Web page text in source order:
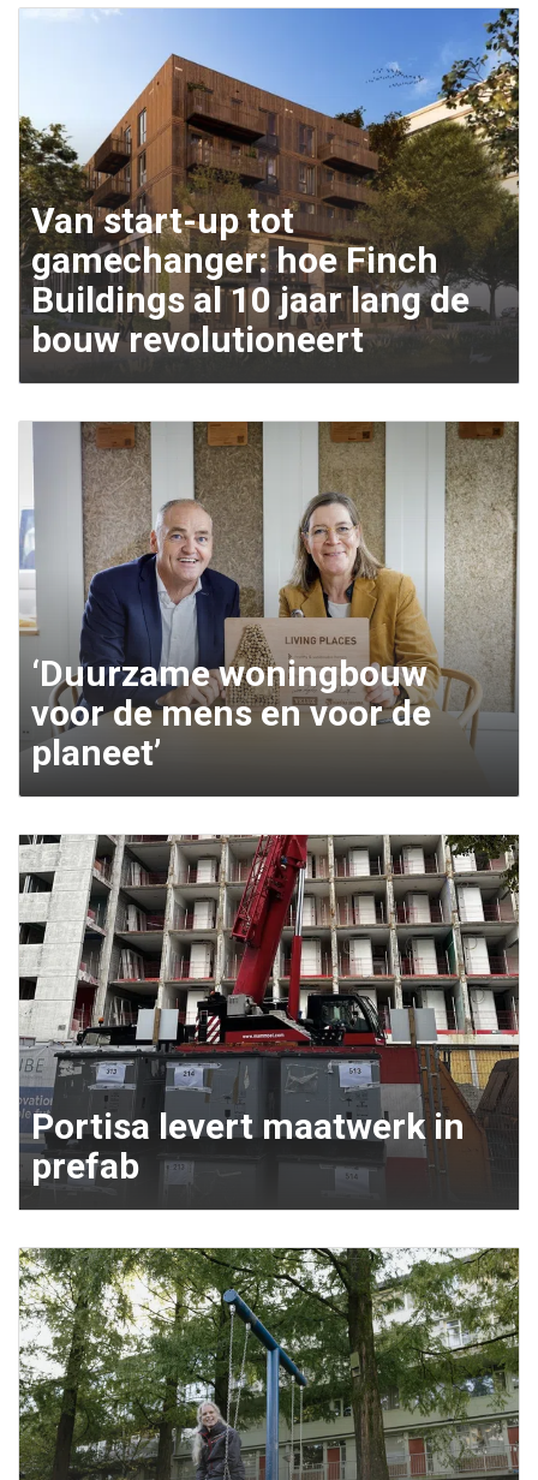
Van start-up tot
gamechanger: hoe Finch
Buildings al 10 jaar lang de
bouw revolutioneert
‘Duurzame woningbouw
voor de mens en voor de
planeet’
Portisa levert maatwerk in
prefab